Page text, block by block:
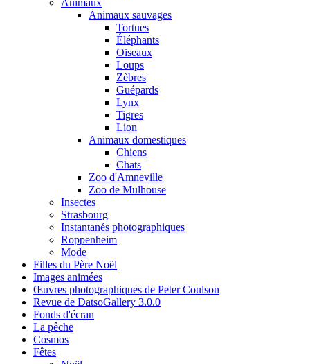
Animaux sauvages
Tortues
Éléphants
Oiseaux
Loups
Zèbres
Guépards
Lynx
Tigres
Lion
Animaux domestiques
Chiens
Chats
Zoo d'Amneville
Zoo de Mulhouse
Insectes
Strasbourg
Instantanés photographiques
Roppenheim
Mode
Filles du Père Noël
Images animées
Œuvres photographiques de Peter Coulson
Revue de DatsoGallery 3.0.0
Fonds d'écran
La pêche
Cosmos
Fêtes